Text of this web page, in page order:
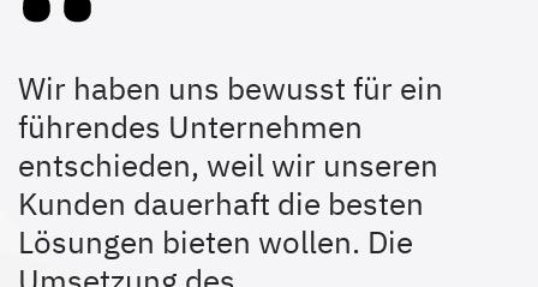
Wir haben uns bewusst für ein
führendes Unternehmen
entschieden, weil wir unseren
Kunden dauerhaft die besten
Lösungen bieten wollen. Die